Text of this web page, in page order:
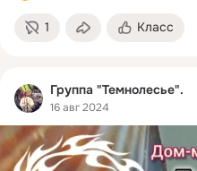
1 Класс
Группа "Темнолесье".
16 авг 2024